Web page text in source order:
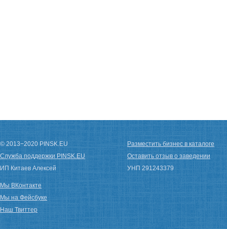
© 2013−2020 PINSK.EU
Служба поддержки PINSK.EU
ИП Китаев Алексей
Разместить бизнес в каталоге
Оставить отзыв о заведении
УНП 291243379
Мы ВКонтакте
Мы на Фейсбуке
Наш Твиттер